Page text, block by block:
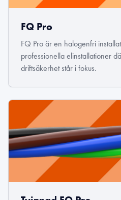
FQ Pro
FQ Pro är en halogenfri
professionella elinstallationer
driftsäkerhet står i fokus.